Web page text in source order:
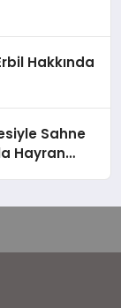
Hakkında
Sahne
Hayran